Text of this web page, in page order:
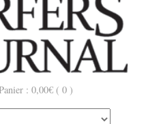
: 0,00€ ( 0 )